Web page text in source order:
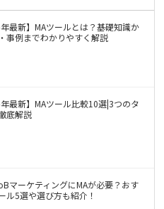
年最新】MAツールとは？基礎知識か
事例までわかりやすく解説
年最新】MAツール比較10選|3つのタ
底解説
マーケティングにMAが必要？おす
ル5選や選び方も紹介！